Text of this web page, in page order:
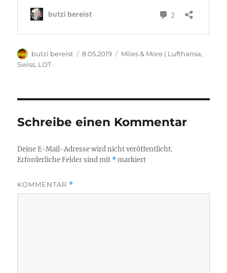
Autor
butzi bereist
Veröffentlicht
8.05.2019 Kategorien
Miles & More | Lufthansa,
Swiss, LOT
Schreibe einen Kommentar
Deine E-Mail-Adresse wird nicht veröffentlicht.
Erforderliche Felder sind mit *markiert
KOMMENTAR *